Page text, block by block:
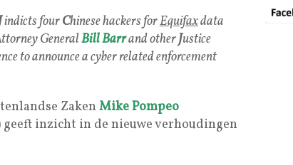
indicts fourChinese hackers forEquifaxdata
GeneralBill Barrand otherJustice
to announce a cyber related enforcement
Zaken Mike Pompeo
geeft inzicht in de nieuwe verhoudingen